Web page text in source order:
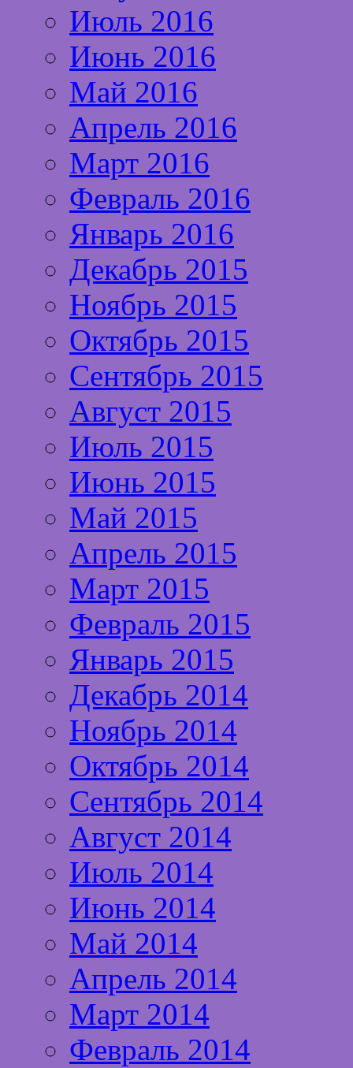
Июль 2016
Июнь 2016
Май 2016
Апрель 2016
Март 2016
Февраль 2016
Январь 2016
Декабрь 2015
Ноябрь 2015
Октябрь 2015
Сентябрь 2015
Август 2015
Июль 2015
Июнь 2015
Май 2015
Апрель 2015
Март 2015
Февраль 2015
Январь 2015
Декабрь 2014
Ноябрь 2014
Октябрь 2014
Сентябрь 2014
Август 2014
Июль 2014
Июнь 2014
Май 2014
Апрель 2014
Март 2014
Февраль 2014